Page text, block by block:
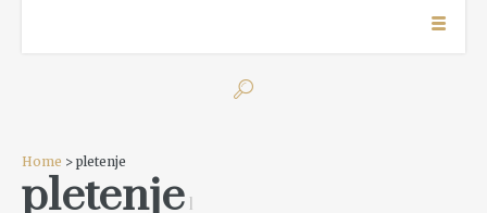
Home > pletenje
pletenje 1